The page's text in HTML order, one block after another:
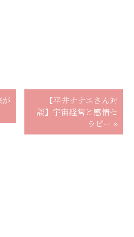
が
【平井ナナエさん対
談】宇宙経営と感情セ
ラピー »